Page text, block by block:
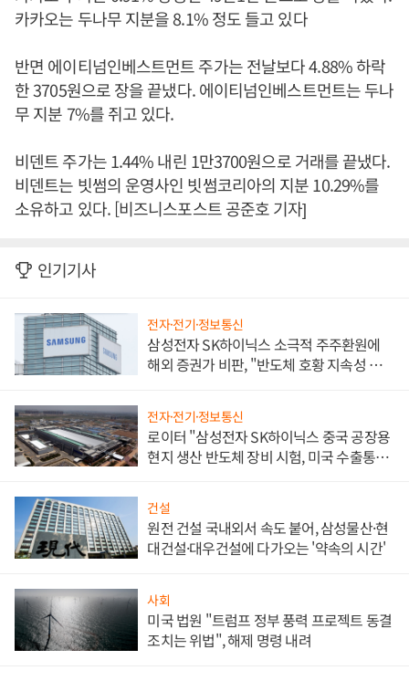
카카오는 두나무 지분을 8.1% 정도 들고 있다
반면 에이티넘인베스트먼트 주가는 전날보다 4.88% 하락
한 3705원으로 장을 끝냈다. 에이티넘인베스트먼트는 두나
무 지분 7%를 쥐고 있다.
비덴트 주가는 1.44% 내린 1만3700원으로 거래를 끝냈다.
비덴트는 빗썸의 운영사인 빗썸코리아의 지분 10.29%를
소유하고 있다. [비즈니스포스트 공준호 기자]
인기기사
전자·전기·정보통신
삼성전자 SK하이닉스 소극적 주주환원에
해외 증권가 비판, "반도체 호황 지속성 의
전자·전기·정보통신
로이터 "삼성전자 SK하이닉스 중국 공장용
현지 생산 반도체 장비 시험, 미국 수출통제
건설
원전 건설 국내외서 속도 붙어, 삼성물산·현
대건설·대우건설에 다가오는 '약속의 시간'
사회
미국 법원 "트럼프 정부 풍력 프로젝트 동결
조치는 위법", 해제 명령 내려